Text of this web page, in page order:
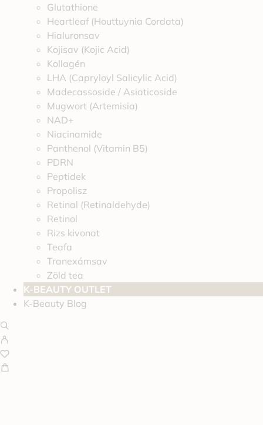
Glutathione
Heartleaf (Houttuynia Cordata)
Hialuronsav
Kojisav (Kojic Acid)
Kollagén
LHA (Capryloyl Salicylic Acid)
Madecassoside / Asiaticoside
Mugwort (Artemisia)
NAD+
Niacinamide
Panthenol (Vitamin B5)
PDRN
Peptidek
Propolisz
Retinal (Retinaldehyde)
Retinol
Rizs kivonat
Teafa
Tranexámsav
Zöld tea
K-BEAUTY OUTLET
K-Beauty Blog